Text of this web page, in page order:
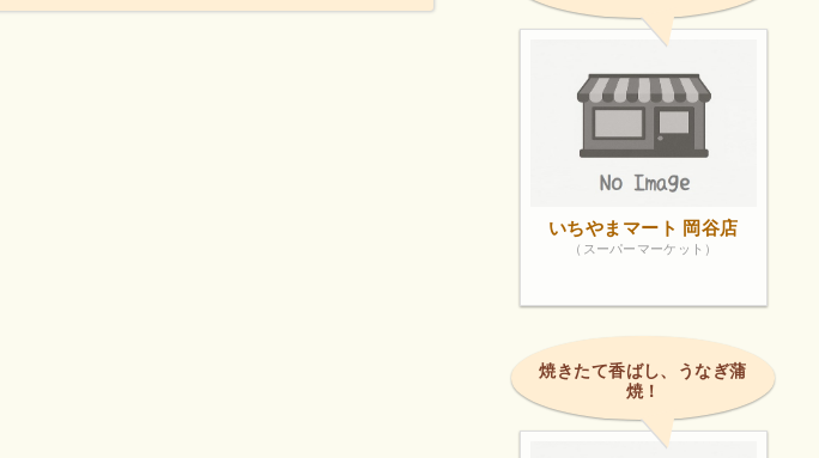
いちやまマート 岡谷店
（スーパーマーケット）
焼きたて香ばし、うなぎ蒲
焼！